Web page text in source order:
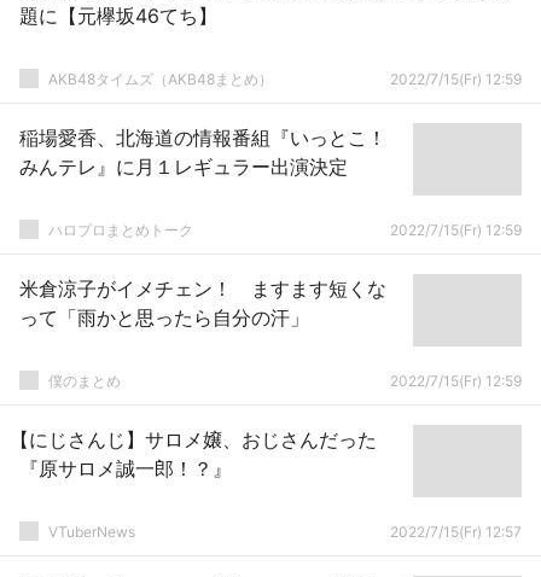
題に【元欅坂46てち】
AKB48タイムズ（AKB48まとめ） 2022/7/15(Fr) 12:59
稲場愛香、北海道の情報番組『いっとこ！
みんテレ』に月１レギュラー出演決定
ハロプロまとめトーク 2022/7/15(Fr) 12:59
米倉涼子がイメチェン！ ますます短くな
って「雨かと思ったら自分の汗」
僕のまとめ 2022/7/15(Fr) 12:59
【にじさんじ】サロメ嬢、おじさんだった
『原サロメ誠一郎！？』
VTuberNews 2022/7/15(Fr) 12:57